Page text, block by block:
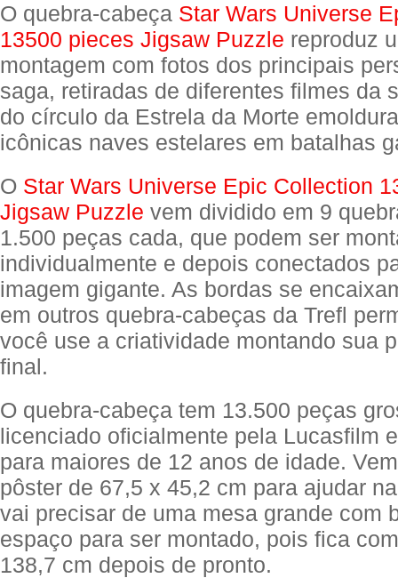
O quebra-cabeça Star Wars Universe
13500 pieces Jigsaw Puzzle reproduz
montagem com fotos dos principais
saga, retiradas de diferentes filmes da
do círculo da Estrela da Morte
icônicas naves estelares em batalhas
O Star Wars Universe Epic Collection
Jigsaw Puzzle vem dividido em 9
1.500 peças cada, que podem ser
individualmente e depois conectados
imagem gigante. As bordas se
em outros quebra-cabeças da Trefl
você use a criatividade montando sua
final.
O quebra-cabeça tem 13.500 peças
licenciado oficialmente pela Lucasfilm
para maiores de 12 anos de idade.
pôster de 67,5 x 45,2 cm para ajudar
vai precisar de uma mesa grande com
espaço para ser montado, pois fica
138,7 cm depois de pronto.